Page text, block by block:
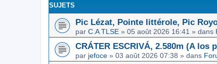
SUJETS
Pic Lézat, Pointe littérole, Pic
par C.A TLSE » 05 août 2026 16:41 » dans
CRÁTER ESCRIVÁ, 2.580m (A los
par jefoce » 03 août 2026 07:38 » dans